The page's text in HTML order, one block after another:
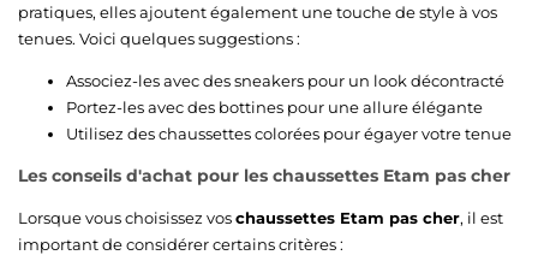
pratiques, elles ajoutent également une touche de style à vos
tenues. Voici quelques suggestions :
Associez-les avec des sneakers pour un look décontracté
Portez-les avec des bottines pour une allure élégante
Utilisez des chaussettes colorées pour égayer votre tenue
Les conseils d'achat pour les chaussettes Etam pas cher
Lorsque vous choisissez voschaussettes Etam pas cher, il est
important de considérer certains critères :